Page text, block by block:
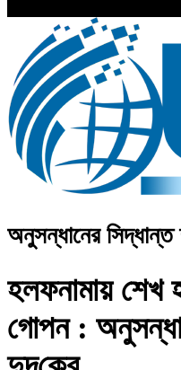
অনুসন্ধানের
হলফনামায় শেখ
গোপন :